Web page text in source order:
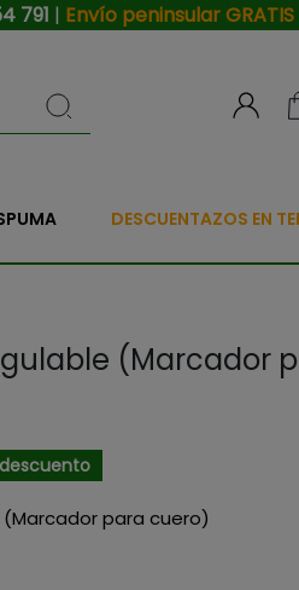
791 | Envío peninsular
DESCUENTAZOS EN
(Marcador
descuento
para cuero)